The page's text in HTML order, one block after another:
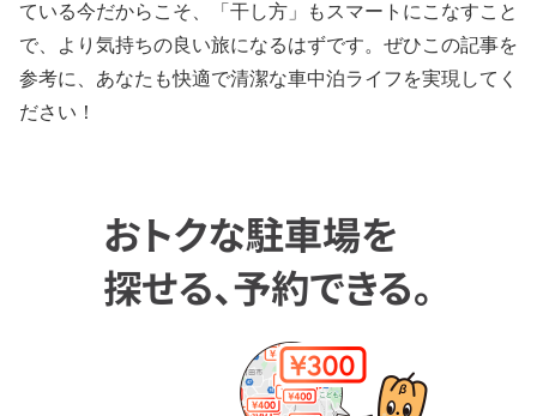
ている今だからこそ、「干し方」もスマートにこなすこと
で、より気持ちの良い旅になるはずです。ぜひこの記事を
参考に、あなたも快適で清潔な車中泊ライフを実現してく
ださい！